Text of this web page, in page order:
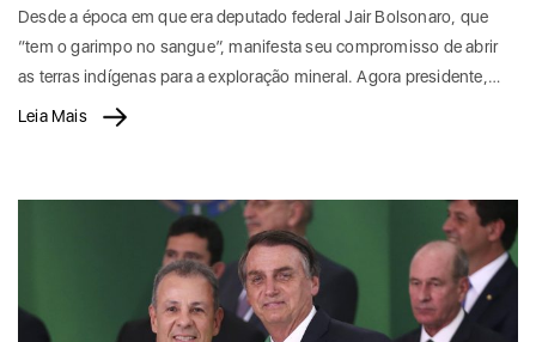
Desde a época em que era deputado federal Jair Bolsonaro, que
“tem o garimpo no sangue”, manifesta seu compromisso de abrir
as terras indígenas para a exploração mineral. Agora presidente,…
Leia Mais